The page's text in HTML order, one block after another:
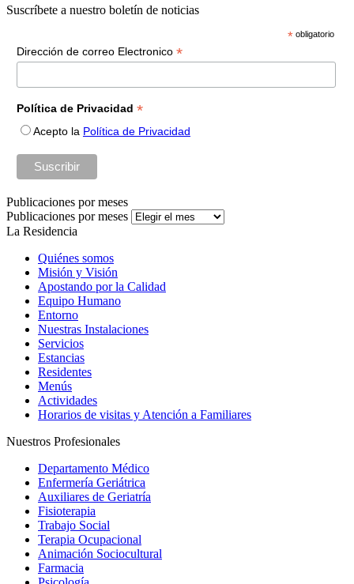
Suscríbete a nuestro boletín de noticias
* obligatorio
Dirección de correo Electronico *
Política de Privacidad *
Acepto la Política de Privacidad
Publicaciones por meses
Publicaciones por meses
La Residencia
Quiénes somos
Misión y Visión
Apostando por la Calidad
Equipo Humano
Entorno
Nuestras Instalaciones
Servicios
Estancias
Residentes
Menús
Actividades
Horarios de visitas y Atención a Familiares
Nuestros Profesionales
Departamento Médico
Enfermería Geriátrica
Auxiliares de Geriatría
Fisioterapia
Trabajo Social
Terapia Ocupacional
Animación Sociocultural
Farmacia